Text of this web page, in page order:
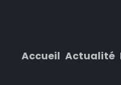
Accueil Actualité